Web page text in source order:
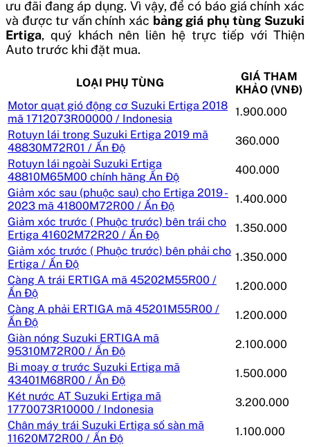
ưu đãi đang áp dụng. Vì vậy, để có báo giá chính xác
và được tư vấn chính xác bảng giá phụ tùng Suzuki
Ertiga, quý khách nên liên hệ trực tiếp với Thiện
Auto trước khi đặt mua.
LOẠI PHỤ TÙNG
GIÁ THAM
KHẢO (VNĐ)
Motor quạt gió động cơ Suzuki Ertiga 2018
mã 1712073R00000 / Indonesia
1.900.000
Rotuyn lái trong Suzuki Ertiga 2019 mã
48830M72R01 / Ấn Độ
360.000
Rotuyn lái ngoài Suzuki Ertiga
48810M65M00 chính hãng Ấn Độ
400.000
Giảm xóc sau (phuộc sau) cho Ertiga 2019 -
2023 mã 41800M72R00 / Ấn Độ
1.400.000
Giảm xóc trước ( Phuộc trước) bên trái cho
Ertiga 41602M72R20 / Ấn Độ
1.350.000
Giảm xóc trước ( Phuộc trước) bên phải cho
Ertiga / Ấn Độ
1.350.000
Càng A trái ERTIGA mã 45202M55R00 /
Ấn Độ
1.200.000
Càng A phải ERTIGA mã 45201M55R00 /
Ấn Độ
1.200.000
Giàn nóng Suzuki ERTIGA mã
95310M72R00 / Ấn Độ
2.100.000
Bi moay ơ trước Suzuki Ertiga mã
43401M68R00 / Ấn Độ
1.500.000
Két nước AT Suzuki Ertiga mã
1770073R10000 / Indonesia
3.200.000
Chân máy trái Suzuki Ertiga số sàn mã
11620M72R00 / Ấn Độ
1.100.000